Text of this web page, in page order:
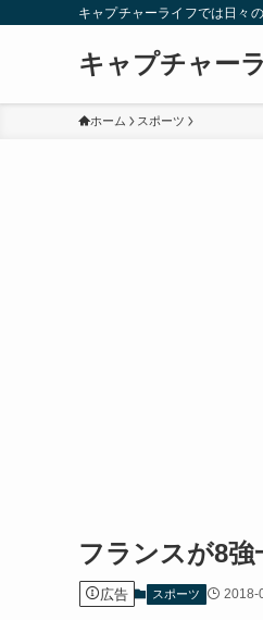
キャプチャーライフでは日々
キャプチャー
ホーム スポーツ
フランスが8
広告 スポーツ 2018-